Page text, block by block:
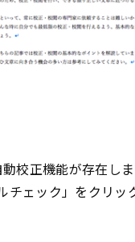
校正機能が存在し
ェック」をクリッ